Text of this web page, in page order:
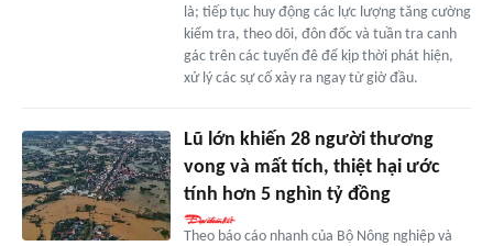
là; tiếp tục huy động các lực lượng tăng cường
kiểm tra, theo dõi, đôn đốc và tuần tra canh
gác trên các tuyến đê để kịp thời phát hiện,
xử lý các sự cố xảy ra ngay từ giờ đầu.
Lũ lớn khiến 28 người thương
vong và mất tích, thiệt hại ước
tính hơn 5 nghìn tỷ đồng
Theo báo cáo nhanh của Bộ Nông nghiệp và